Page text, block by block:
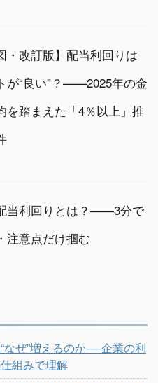
・改訂版】配当利回りは
が“良い”？——2025年の金
を踏まえた「4％以上」推
当利回りとは？――3分で
注意点だけ掴む
なぜ”増えるのか──企業の利
組みで理解